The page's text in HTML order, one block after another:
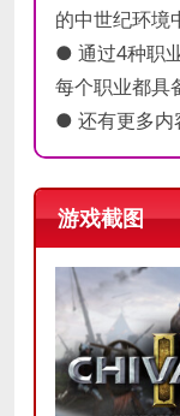
的中世纪环境
● 通过4种职
每个职业都具
● 还有更多内
游戏截图